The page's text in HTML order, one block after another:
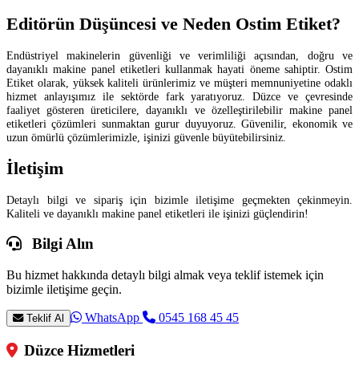
Editörün Düşüncesi ve Neden Ostim Etiket?
Endüstriyel makinelerin güvenliği ve verimliliği açısından, doğru ve
dayanıklı makine panel etiketleri kullanmak hayati öneme sahiptir. Ostim
Etiket olarak, yüksek kaliteli ürünlerimiz ve müşteri memnuniyetine odaklı
hizmet anlayışımız ile sektörde fark yaratıyoruz. Düzce ve çevresinde
faaliyet gösteren üreticilere, dayanıklı ve özelleştirilebilir makine panel
etiketleri çözümleri sunmaktan gurur duyuyoruz. Güvenilir, ekonomik ve
uzun ömürlü çözümlerimizle, işinizi güvenle büyütebilirsiniz.
İletişim
Detaylı bilgi ve sipariş için bizimle iletişime geçmekten çekinmeyin.
Kaliteli ve dayanıklı makine panel etiketleri ile işinizi güçlendirin!
Bilgi Alın
Bu hizmet hakkında detaylı bilgi almak veya teklif istemek için
bizimle iletişime geçin.
Teklif Al WhatsApp 0545 168 45 45
Düzce Hizmetleri